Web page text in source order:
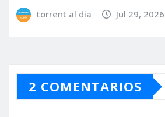
torrent al dia Jul 29, 2026
2 COMENTARIOS